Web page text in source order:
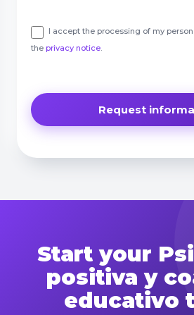
I accept the processing of my
the privacy notice.
Start your
positiva y
educativo